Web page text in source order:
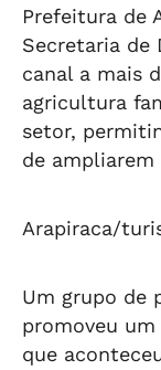
Prefeitura de
Secretaria de
canal a mais
agricultura
setor,
de ampliarem
Arapiraca/
Um grupo de
promoveu um
que